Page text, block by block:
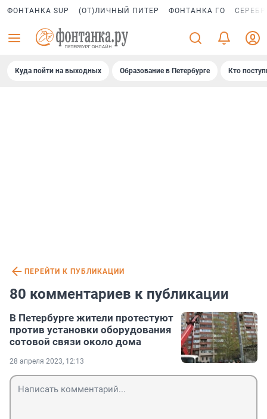
ФОНТАНКА SUP (ОТ)ЛИЧНЫЙ ПИТЕР ФОНТАНКА ГО
Куда пойти на выходных Образование в Петербурге Кто
ПЕРЕЙТИ К ПУБЛИКАЦИИ
80 комментариев к публикации
В Петербурге жители протестуют
против установки оборудования
сотовой связи около дома
28 апреля 2023, 12:13